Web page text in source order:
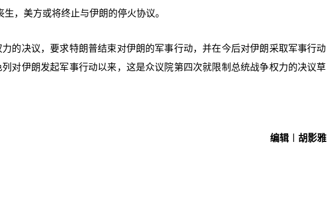
，美方或将终止与伊朗的停火协议。
的决议，要求特朗普结束对伊朗的军事行动，并在今后对伊朗采取军事行动
对伊朗发起军事行动以来，这是众议院第四次就限制总统战争权力的决议草
编辑︱胡影雅